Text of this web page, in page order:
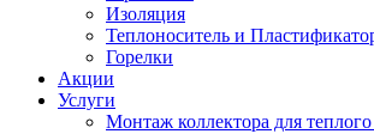
Изоляция
Теплоноситель и
Горелки
Акции
Услуги
Монтаж коллектора для